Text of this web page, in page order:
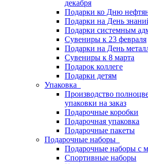
декабря
Подарки ко Дню
Подарки на День
Подарки системным
Сувениры к 23 февраля
Подарки на День
Сувениры к 8 марта
Подарок коллеге
Подарки детям
Упаковка
Производство
упаковки на заказ
Подарочные коробки
Подарочная упаковка
Подарочные пакеты
Подарочные наборы
Подарочные наборы с
Спортивные наборы